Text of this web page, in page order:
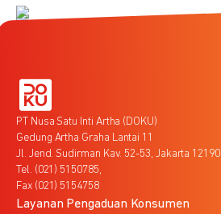
PT Nusa Satu Inti Artha (DOKU)
Gedung Artha Graha Lantai 11
Jl. Jend. Sudirman Kav. 52-53, Jakarta 12190
Tel. (021) 5150785,
Fax (021) 5154758
Layanan Pengaduan Konsumen